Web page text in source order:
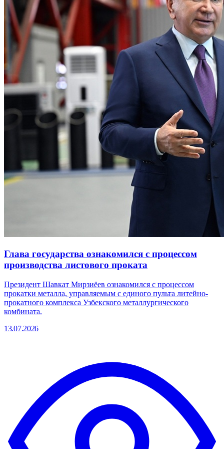
Глава государства ознакомился с процессом
производства листового проката
Президент Шавкат Мирзиёев ознакомился с процессом
прокатки металла, управляемым с единого пульта литейно-
прокатного комплекса Узбекского металлургического
комбината.
13.07.2026